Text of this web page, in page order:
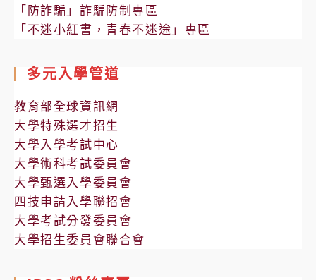
「防詐騙」詐騙防制專區
「不迷小紅書，青春不迷途」專區
多元入學管道
教育部全球資訊網
大學特殊選才招生
大學入學考試中心
大學術科考試委員會
大學甄選入學委員會
四技申請入學聯招會
大學考試分發委員會
大學招生委員會聯合會